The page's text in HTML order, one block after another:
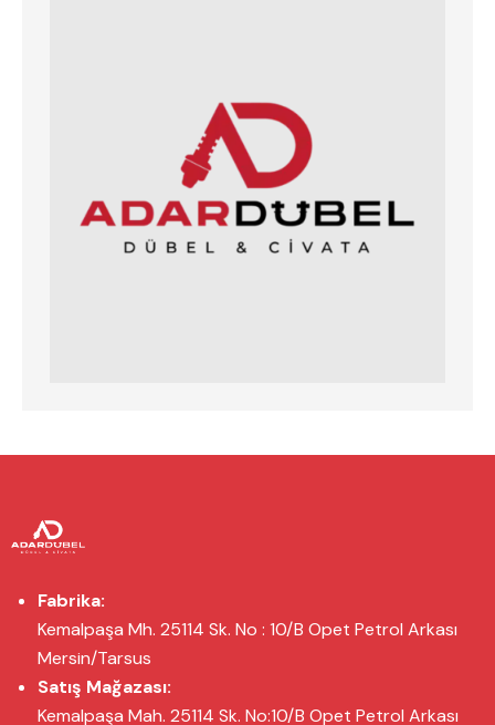
Fabrika:
Kemalpaşa Mh. 25114 Sk. No : 10/B Opet Petrol Arkası
Mersin/Tarsus
Satış Mağazası:
Kemalpaşa Mah. 25114 Sk. No:10/B Opet Petrol Arkası